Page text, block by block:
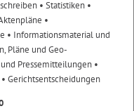
• Statistiken •
•
• Informationsmaterial und
Pläne und Geo-
Pressemitteilungen •
• Gerichtsentscheidungen